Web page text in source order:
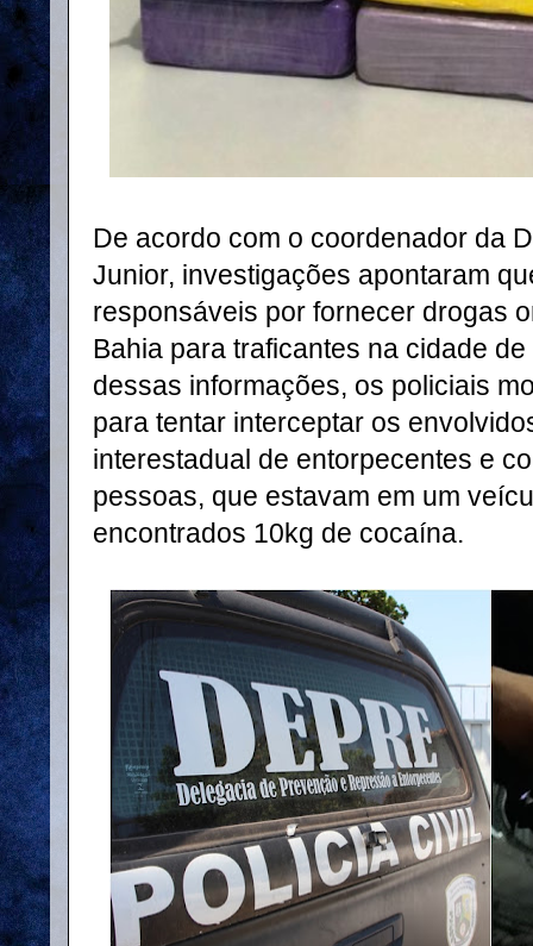
De acordo com o coordenador da
Junior, investigações apontaram
responsáveis por fornecer drogas
Bahia para traficantes na cidade
dessas informações, os policiais
para tentar interceptar os
interestadual de entorpecentes e
pessoas, que estavam em um
encontrados 10kg de cocaína.